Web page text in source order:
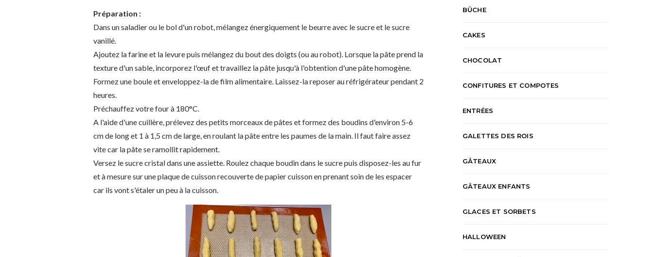
Préparation :
Dans un saladier ou le bol d'un robot, mélangez énergiquement le beurre avec le sucre et le sucre
vanillé.
Ajoutez la farine et la levure puis mélangez du bout des doigts (ou au robot). Lorsque la pâte prend la
texture d'un sable, incorporez l'œuf et travaillez la pâte jusqu'à l'obtention d'une pâte homogène.
Formez une boule et enveloppez-la de film alimentaire. Laissez-la reposer au réfrigérateur pendant 2
heures.
Préchauffez votre four à 180°C.
A l'aide d'une cuillère, prélevez des petits morceaux de pâtes et formez des boudins d'environ 5-6
cm de long et 1 à 1,5 cm de large, en roulant la pâte entre les paumes de la main. Il faut faire assez
vite car la pâte se ramollit rapidement.
Versez le sucre cristal dans une assiette. Roulez chaque boudin dans le sucre puis disposez-les au fur
et à mesure sur une plaque de cuisson recouverte de papier cuisson en prenant soin de les espacer
car ils vont s'étaler un peu à la cuisson.
BÛCHE
CAKES
CHOCOLAT
CONFITURES ET COMPOTES
ENTRÉES
GALETTES DES ROIS
GÂTEAUX
GÂTEAUX ENFANTS
GLACES ET SORBETS
HALLOWEEN